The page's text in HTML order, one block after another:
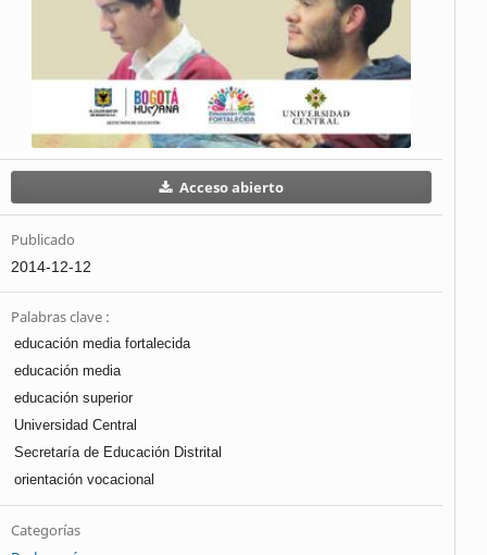
Acceso abierto
Publicado
2014-12-12
Palabras clave :
educación media fortalecida
educación media
educación superior
Universidad Central
Secretaría de Educación Distrital
orientación vocacional
Categorías